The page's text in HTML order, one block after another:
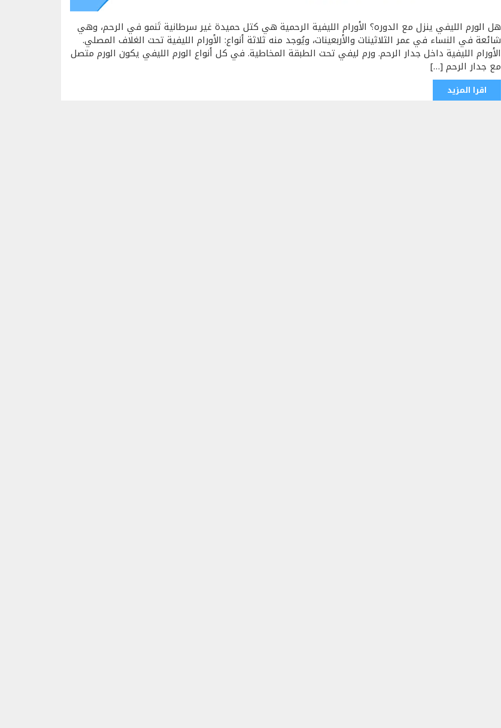
هل الورم الليفي ينزل مع الدوره؟ الأورام الليفية الرحمية هي كتل حميدة غير سرطانية تَنمو في الرحم، وهي
شائعة في النساء في عمر الثلاثينات والأربعينات، ويُوجد منه ثلاثة أنواع: الأورام الليفية تحت الغلاف المصلي.
الأورام الليفية داخل جدار الرحم. ورم ليفي تحت الطبقة المخاطية. في كل أنواع الورم الليفي يكون الورم متصل
مع جدار الرحم […]
اقرا المزيد